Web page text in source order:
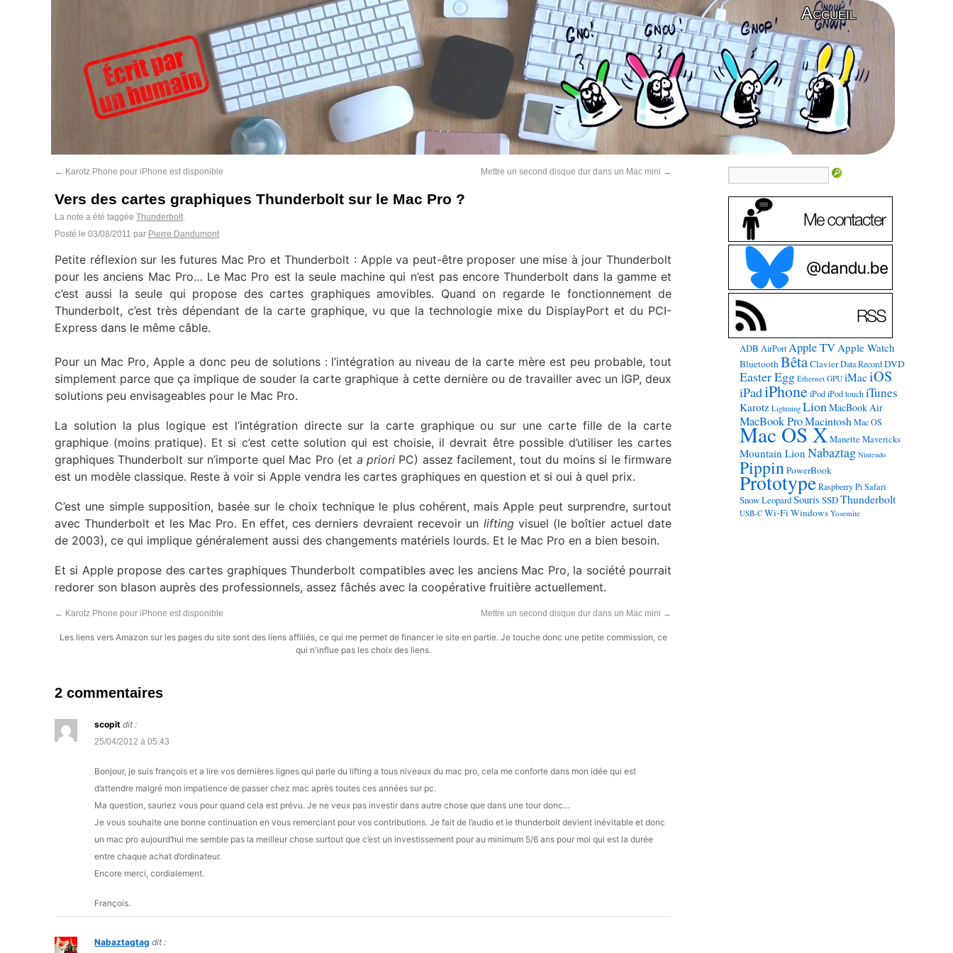
Accueil
← Karotz Phone pour iPhone est disponible Mettre un second disque dur dans un Mac mini →
Vers des cartes graphiques Thunderbolt sur le Mac Pro ?
La note a été taggée Thunderbolt.
Posté le 03/08/2011 par Pierre Dandumont
Petite réflexion sur les futures Mac Pro et Thunderbolt : Apple va peut-être proposer une mise à jour Thunderbolt
pour les anciens Mac Pro… Le Mac Pro est la seule machine qui n’est pas encore Thunderbolt dans la gamme et
c’est aussi la seule qui propose des cartes graphiques amovibles. Quand on regarde le fonctionnement de
Thunderbolt, c’est très dépendant de la carte graphique, vu que la technologie mixe du DisplayPort et du PCI-
Express dans le même câble.
Pour un Mac Pro, Apple a donc peu de solutions : l’intégration au niveau de la carte mère est peu probable, tout
simplement parce que ça implique de souder la carte graphique à cette dernière ou de travailler avec un IGP, deux
solutions peu envisageables pour le Mac Pro.
La solution la plus logique est l’intégration directe sur la carte graphique ou sur une carte fille de la carte
graphique (moins pratique). Et si c’est cette solution qui est choisie, il devrait être possible d’utiliser les cartes
graphiques Thunderbolt sur n’importe quel Mac Pro (et a priori PC) assez facilement, tout du moins si le firmware
est un modèle classique. Reste à voir si Apple vendra les cartes graphiques en question et si oui à quel prix.
C’est une simple supposition, basée sur le choix technique le plus cohérent, mais Apple peut surprendre, surtout
avec Thunderbolt et les Mac Pro. En effet, ces derniers devraient recevoir un liftingvisuel (le boîtier actuel date
de 2003), ce qui implique généralement aussi des changements matériels lourds. Et le Mac Pro en a bien besoin.
Et si Apple propose des cartes graphiques Thunderbolt compatibles avec les anciens Mac Pro, la société pourrait
redorer son blason auprès des professionnels, assez fâchés avec la coopérative fruitière actuellement.
← Karotz Phone pour iPhone est disponible Mettre un second disque dur dans un Mac mini →
Les liens vers Amazon sur les pages du site sont des liens affiliés, ce qui me permet de financer le site en partie. Je touche donc une petite commission, ce
qui n'influe pas les choix des liens.
2 commentaires
scopit dit :
25/04/2012 à 05:43
Bonjour, je suis françois et a lire vos dernières lignes qui parle du lifting a tous niveaux du mac pro, cela me conforte dans mon idée qui est
d’attendre malgré mon impatience de passer chez mac après toutes ces années sur pc.
Ma question, sauriez vous pour quand cela est prévu. Je ne veux pas investir dans autre chose que dans une tour donc…
Je vous souhaite une bonne continuation en vous remerciant pour vos contributions. Je fait de l’audio et le thunderbolt devient inévitable et donc
un mac pro aujourd’hui me semble pas la meilleur chose surtout que c’est un investissement pour au minimum 5/6 ans pour moi qui est la durée
entre chaque achat d’ordinateur.
Encore merci, cordialement.
François.
Nabaztagtag dit :
ADB AirPort Apple TVApple Watch
BluetoothBêtaClavier Data Record DVD
Easter Egg Ethernet GPU iMaciOS
iPadiPhone iPod iPod touch iTunes
Karotz Lightning LionMacBook Air
MacBook ProMacintosh Mac OS
Mac OS X Manette Mavericks
Mountain Lion Nabaztag Nintendo
PippinPowerBook
Prototype Raspberry Pi Safari
Snow LeopardSouris SSDThunderbolt
USB-C Wi-FiWindows Yosemite